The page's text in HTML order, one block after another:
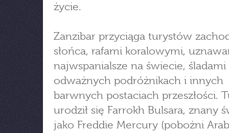
życie.
Zanzibar przyciąga turystów
słońca, rafami koralowymi,
najwspanialsze na świecie, śladami
odważnych podróżnikach i innych
barwnych postaciach przeszłości.
urodził się Farrokh Bulsara, znany
jako Freddie Mercury (pobożni